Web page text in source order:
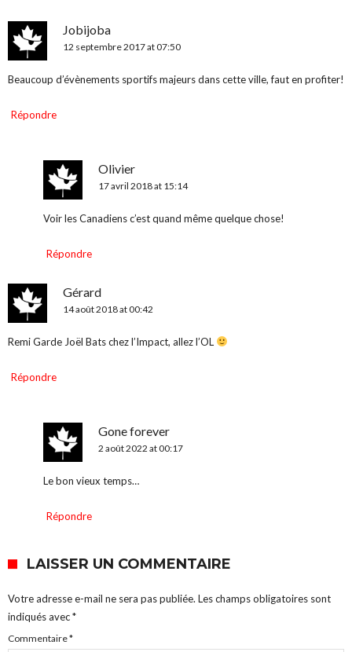
Jobijoba
12 septembre 2017 at 07:50
Beaucoup d’évènements sportifs majeurs dans cette ville, faut en profiter!
Répondre
Olivier
17 avril 2018 at 15:14
Voir les Canadiens c’est quand même quelque chose!
Répondre
Gérard
14 août 2018 at 00:42
Remi Garde Joël Bats chez l’Impact, allez l’OL
Répondre
Gone forever
2 août 2022 at 00:17
Le bon vieux temps…
Répondre
LAISSER UN COMMENTAIRE
Votre adresse e-mail ne sera pas publiée. Les champs obligatoires sont
indiqués avec*
Commentaire*